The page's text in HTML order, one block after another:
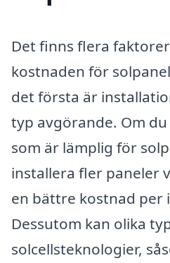
Det finns flera
kostnaden för
det första är
typ avgörande. Om
som är lämplig för
installera fler paneler
en bättre kostnad per
Dessutom kan olika
solcellsteknologier,